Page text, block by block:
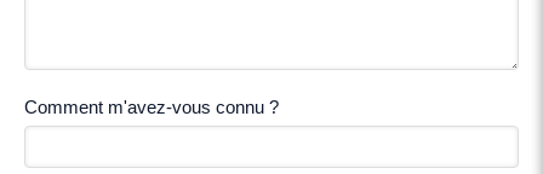
Comment m'avez-vous connu ?